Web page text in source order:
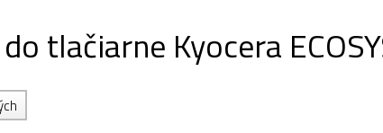
tlačiarne Kyocera